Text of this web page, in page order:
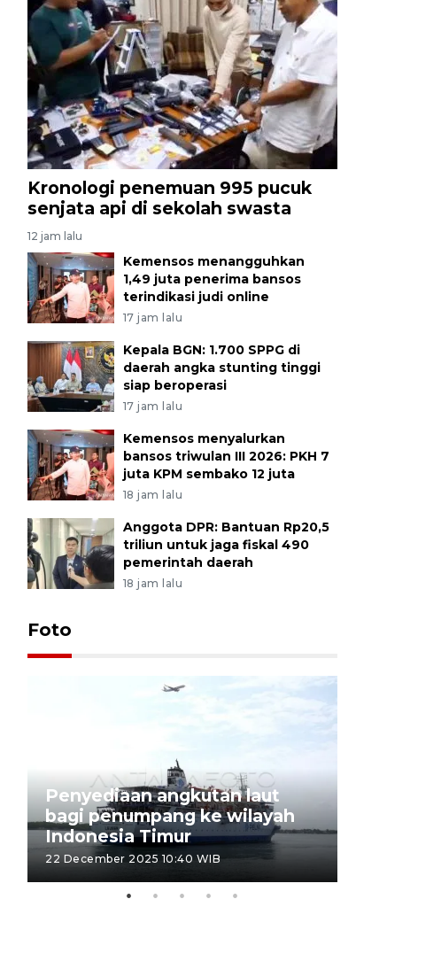
Kronologi penemuan 995 pucuk
senjata api di sekolah swasta
12 jam lalu
Kemensos menangguhkan
1,49 juta penerima bansos
terindikasi judi online
17 jam lalu
Kepala BGN: 1.700 SPPG di
daerah angka stunting tinggi
siap beroperasi
17 jam lalu
Kemensos menyalurkan
bansos triwulan III 2026: PKH 7
juta KPM sembako 12 juta
18 jam lalu
Anggota DPR: Bantuan Rp20,5
triliun untuk jaga fiskal 490
pemerintah daerah
18 jam lalu
Foto
Penyediaan angkutan laut
bagi penumpang ke wilayah
Indonesia Timur
22 December 2025 10:40 WIB